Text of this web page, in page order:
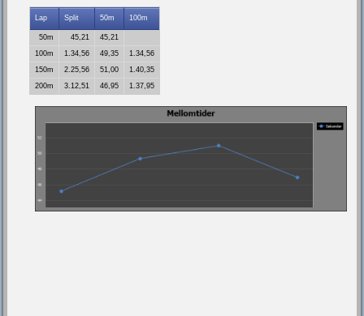
Lap Split 50m 100m
50m 45,21
45,21
100m
1.34,56 49,35
1.34,56
150m
2.25,56 51,00
1.40,35
200m
3.12,51 46,95 1.37,95